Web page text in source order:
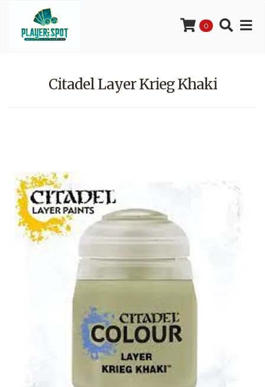
0
Citadel Layer Krieg Khaki